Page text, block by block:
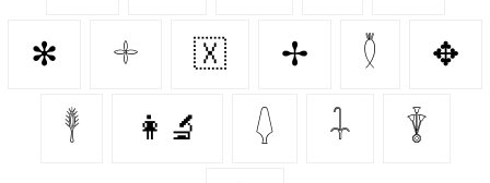
✻ 𓇬 🇽‌ ✢ 𓇟 ✥
𓇣 👩‍🔬 𓆭 𓇑 𓇊